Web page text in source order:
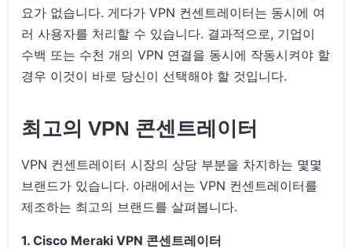
요가 없습니다. 게다가 VPN 컨센트레이터는 동시에 여
러 사용자를 처리할 수 있습니다. 결과적으로, 기업이
수백 또는 수천 개의 VPN 연결을 동시에 작동시켜야 할
경우 이것이 바로 당신이 선택해야 할 것입니다.
최고의 VPN 콘센트레이터
VPN 컨센트레이터 시장의 상당 부분을 차지하는 몇몇
브랜드가 있습니다. 아래에서는 VPN 컨센트레이터를
제조하는 최고의 브랜드를 살펴봅니다.
1. Cisco Meraki VPN 콘센트레이터